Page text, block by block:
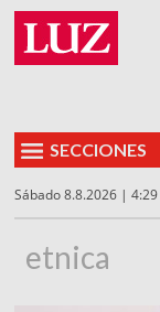
SECCIONES
Sábado 8.8.2026 | 4:29
etnica